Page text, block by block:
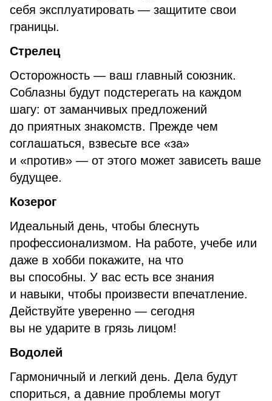
себя эксплуатировать — защитите свои
границы.
Стрелец
Осторожность — ваш главный союзник.
Соблазны будут подстерегать на каждом
шагу: от заманчивых предложений
до приятных знакомств. Прежде чем
соглашаться, взвесьте все «за»
и «против» — от этого может зависеть ваше
будущее.
Козерог
Идеальный день, чтобы блеснуть
профессионализмом. На работе, учебе или
даже в хобби покажите, на что
вы способны. У вас есть все знания
и навыки, чтобы произвести впечатление.
Действуйте уверенно — сегодня
вы не ударите в грязь лицом!
Водолей
Гармоничный и легкий день. Дела будут
спориться, а давние проблемы могут